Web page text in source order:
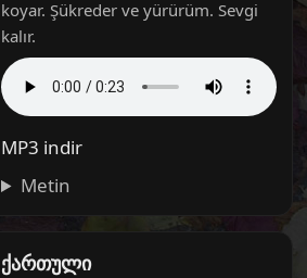
koyar. Şükreder ve yürürüm. Sevgi
kalır.
MP3 indir
Metin
ქართული